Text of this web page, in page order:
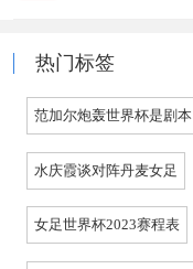
热门标签
范加尔炮轰世界杯是剧本
水庆霞谈对阵丹麦女足
女足世界杯2023赛程表